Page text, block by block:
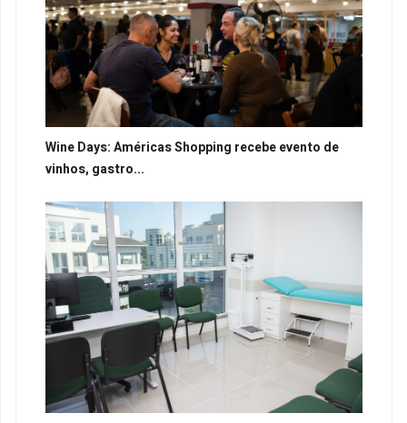
Wine Days: Américas Shopping recebe evento de
vinhos, gastro...